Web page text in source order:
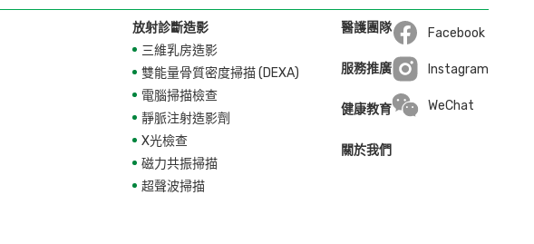
放射診斷造影
三維乳房造影
雙能量骨質密度掃描 (DEXA)
電腦掃描檢查
靜脈注射造影劑
X光檢查
磁力共振掃描
超聲波掃描
醫護團隊
服務推廣
健康教育
關於我們
Facebook
Instagram
WeChat